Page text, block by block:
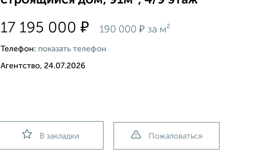
17 195 000₽ 190 000₽ за м²
Телефон: показать телефон
Агентство, 24.07.2026
В закладки Пожаловаться